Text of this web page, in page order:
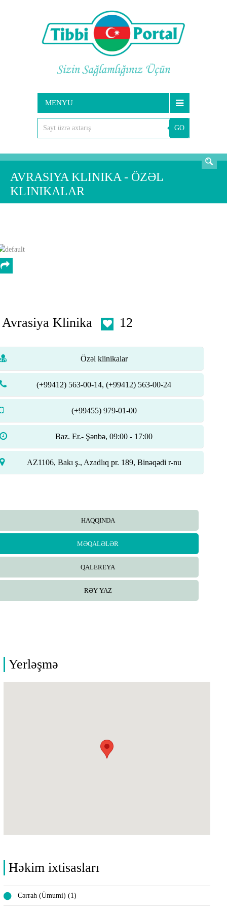
MENYU
GO
AXTARIŞ
AVRASIYA KLINIKA - ÖZƏL
KLINIKALAR
Avrasiya Klinika 12
Özəl klinikalar
(+99412) 563-00-14, (+99412) 563-00-24
(+99455) 979-01-00
Baz. Er.- Şənbə, 09:00 - 17:00
AZ1106, Bakı ş., Azadlıq pr. 189, Binəqədi r-nu
HAQQINDA
MƏQALƏLƏR
QALEREYA
RƏY YAZ
Yerləşmə
Həkim ixtisasları
Cərrah (Ümumi) (1)